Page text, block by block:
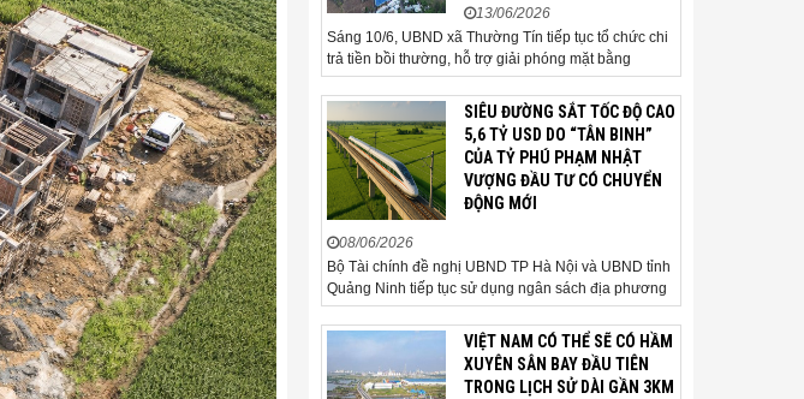
13/06/2026
Sáng 10/6, UBND xã Thường Tín tiếp tục tổ chức chi
trả tiền bồi thường, hỗ trợ giải phóng mặt bằng
(GPMB) cho 106 hộ gia đình, cá nhân thuộc diện thu
hồi đất để thực hiện dự án Khu đô thị thể thao Quốc
tế Hà Nội trên địa bàn thôn Nhuệ Giang. Trong...
SIÊU ĐƯỜNG SẮT TỐC ĐỘ CAO
5,6 TỶ USD DO “TÂN BINH”
CỦA TỶ PHÚ PHẠM NHẬT
VƯỢNG ĐẦU TƯ CÓ CHUYỂN
ĐỘNG MỚI
08/06/2026
Bộ Tài chính đề nghị UBND TP Hà Nội và UBND tỉnh
Quảng Ninh tiếp tục sử dụng ngân sách địa phương
để thực hiện công tác giải phóng mặt bằng đối với
phần tuyến đi qua địa bàn hai địa phương, bảo đảm
tiến độ triển khai. Bộ Tài chính vừa có công văn...
VIỆT NAM CÓ THỂ SẼ CÓ HẦM
XUYÊN SÂN BAY ĐẦU TIÊN
TRONG LỊCH SỬ DÀI GẦN 3KM